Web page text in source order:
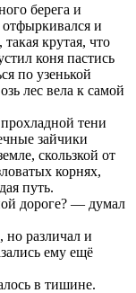
берега и
отфыркивался и
крутая, что
коня пастись
по узенькой
лес вела к самой
тени
зайчики
скользкой от
корнях,
путь.
дороге? — думал
но различал и
ему ещё
в тишине.